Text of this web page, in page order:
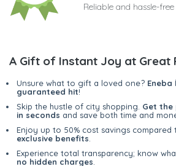
Reliable and hassle-free
A Gift of Instant Joy at Great
Unsure what to gift a loved one?
guaranteed hit!
Skip the hustle of city shopping. Get
in seconds and save both time and
Enjoy up to 50% cost savings compared
exclusive benefits
Experience total transparency; know
no hidden charges